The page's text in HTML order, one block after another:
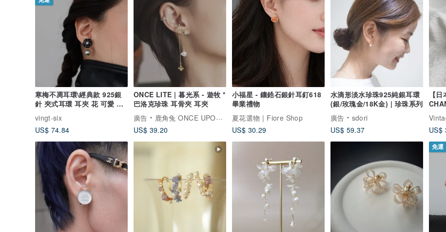
寒梅不凋耳環\經典款 925銀
針 夾式耳環 耳夾 花 可愛 情
vingt-six
US$ 74.84
ONCE LITE | 暮光系 - 遊牧 *
巴洛克珍珠 耳骨夾 耳夾
廣告
鹿角兔 ONCE UPON A TIME
US$ 39.20
小福星 - 鑲鋯石銀針耳釘618
畢業禮物
夏花選物 | Fiore Shop
US$ 30.29
水滴形淡水珍珠925純銀耳環
(銀/玫瑰金/18K金) | 珍珠系列
廣告
sdori
US$ 59.37
【
雙
US$
免運